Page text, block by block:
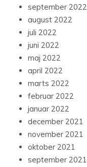
september 2022
august 2022
juli 2022
juni 2022
maj 2022
april 2022
marts 2022
februar 2022
januar 2022
december 2021
november 2021
oktober 2021
september 2021